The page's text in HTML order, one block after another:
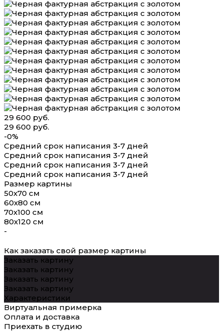
29 600 руб.
29 600 руб.
-0%
Средний срок написания 3-7 дней
Средний срок написания 3-7 дней
Средний срок написания 3-7 дней
Средний срок написания 3-7 дней
Размер картины
50х70 см
60х80 см
70х100 см
80х120 см
-
Как заказать свой размер картины
Заказать картину
Заказать картину
Заказать картину
Заказать картину
Характеристики
Виртуальная примерка
Оплата и доставка
Приехать в студию